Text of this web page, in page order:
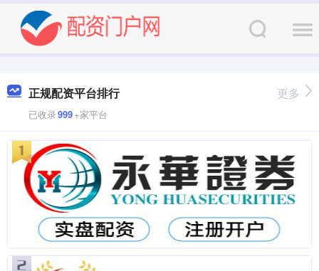
正规配资平台排行
已收录999+家平台
更多